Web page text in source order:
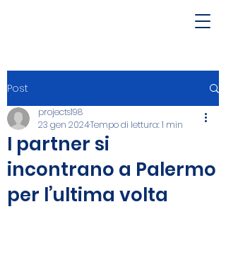
Post
I partner si
incontrano a Palermo
per l’ultima volta
projects198
23 gen 2024Tempo di lettura: 1 min